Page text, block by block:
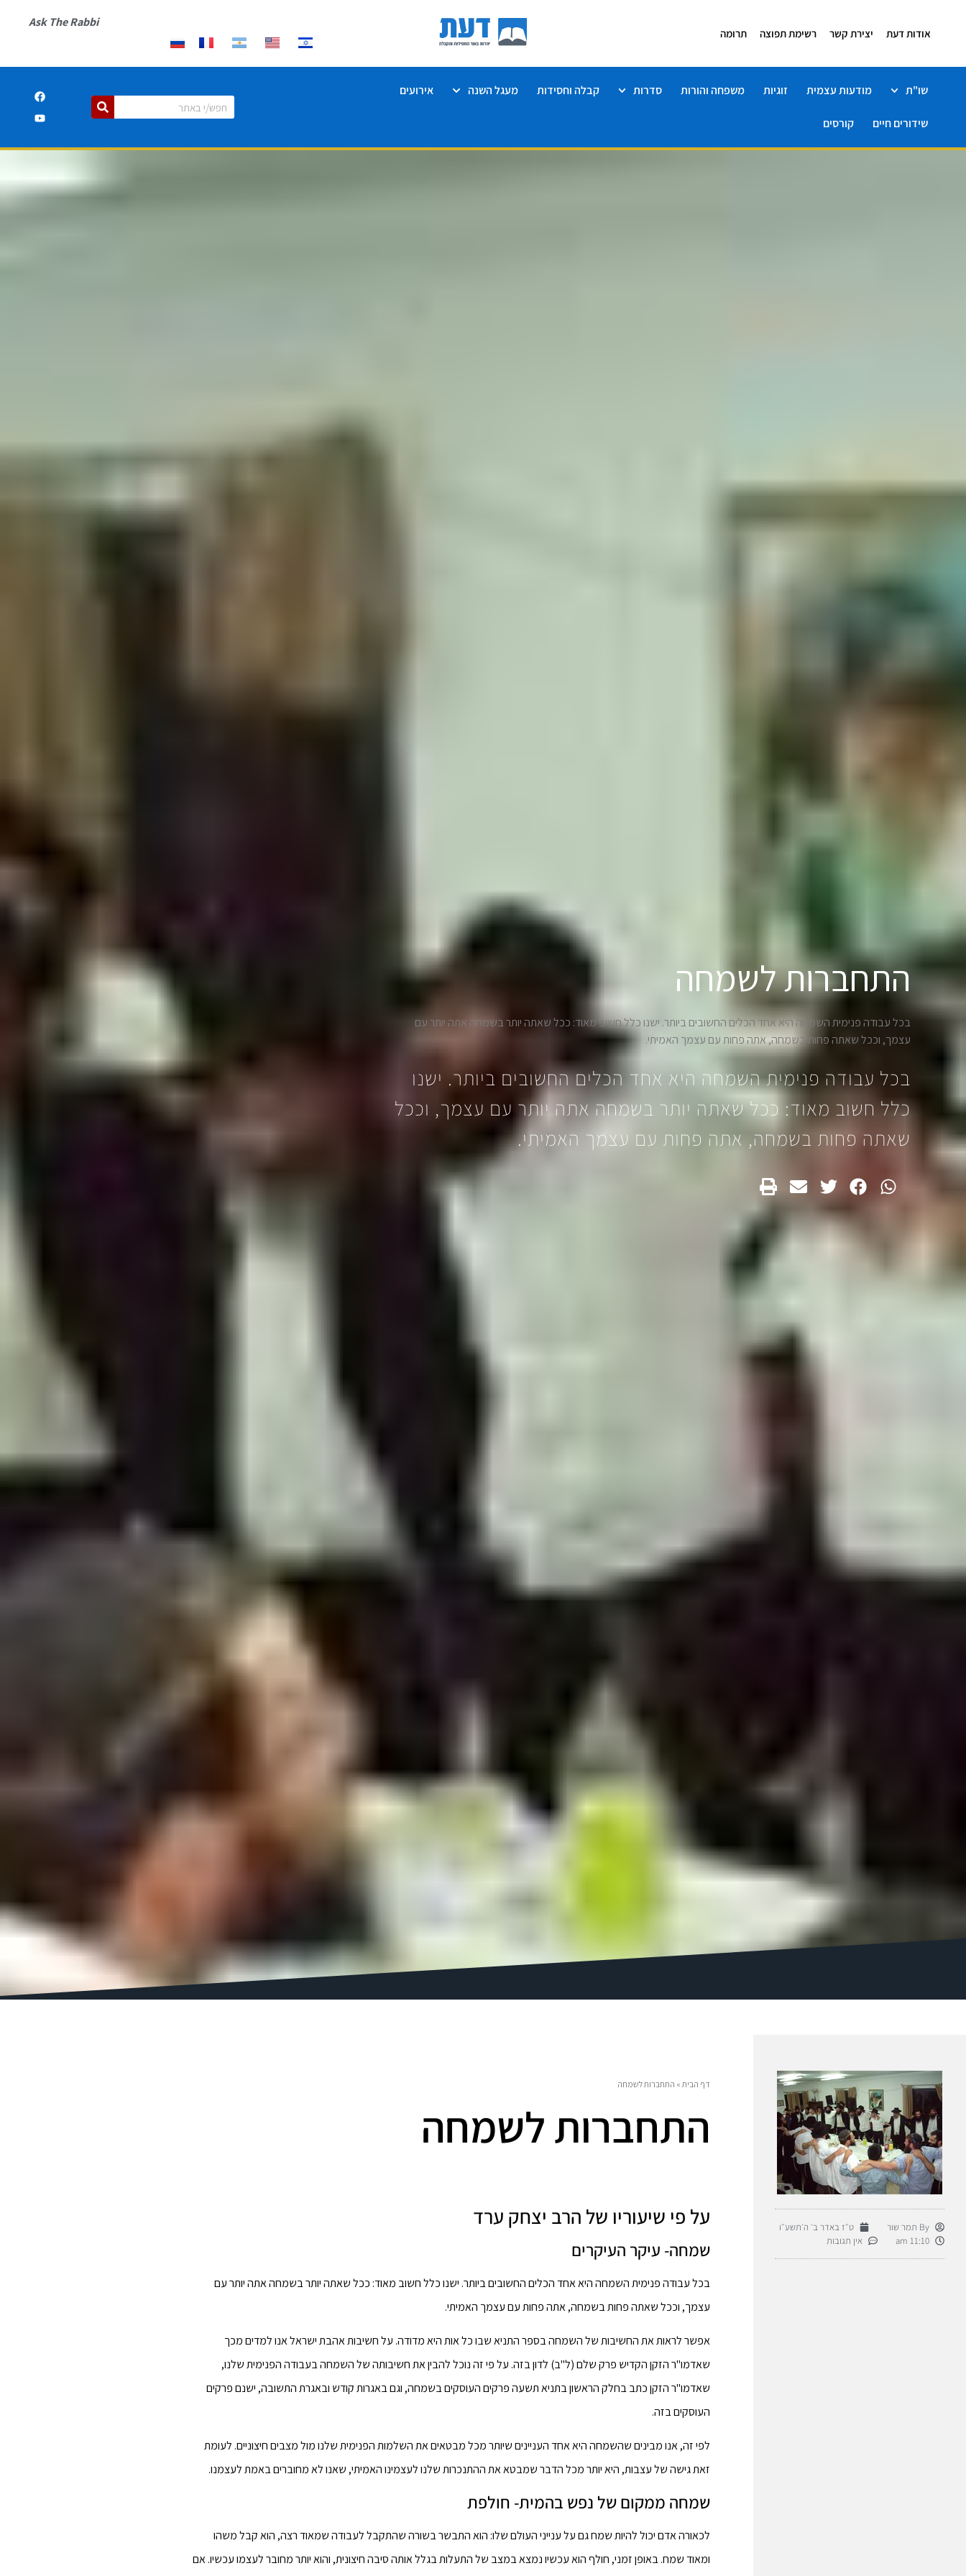
אודות דעת יצירת קשר רשימת תפוצה תרומה
Ask The Rabbi
שו"ת מודעות עצמית זוגיות משפחה והורות סדרות קבלה וחסידות מעגל השנה אירועים
שידורים חיים קורסים
התחברות לשמחה
בכל עבודה פנימית השמחה היא אחד הכלים החשובים ביותר. ישנו כלל חשוב מאוד: ככל שאתה יותר בשמחה אתה יותר עם
עצמך, וככל שאתה פחות בשמחה, אתה פחות עם עצמך האמיתי.
בכל עבודה פנימית השמחה היא אחד הכלים החשובים ביותר. ישנו
כלל חשוב מאוד: ככל שאתה יותר בשמחה אתה יותר עם עצמך, וככל
שאתה פחות בשמחה, אתה פחות עם עצמך האמיתי.
By תמר שור
ט״ז באדר ב׳ ה׳תשע״ו
11:10 am
אין תגובות
דף הבית » התחברות לשמחה
התחברות לשמחה
על פי שיעוריו של הרב יצחק ערד
שמחה- עיקר העיקרים
בכל עבודה פנימית השמחה היא אחד הכלים החשובים ביותר. ישנו כלל חשוב מאוד: ככל שאתה יותר בשמחה אתה יותר עם
עצמך, וככל שאתה פחות בשמחה, אתה פחות עם עצמך האמיתי.
אפשר לראות את החשיבות של השמחה בספר התניא שבו כל אות היא מדודה. על חשיבות אהבת ישראל אנו למדים מכך
שאדמו"ר הזקן הקדיש פרק שלם (ל"ב) לדון בזה. על פי זה נוכל להבין את חשיבותה של השמחה בעבודה הפנימית שלנו,
שאדמו"ר הזקן כתב בחלק הראשון בתניא תשעה פרקים העוסקים בשמחה, וגם באגרות קודש ובאגרת התשובה, ישנם פרקים
העוסקים בזה.
לפי זה, אנו מבינים שהשמחה היא אחד העניינים שיותר מכל מבטאים את השלמות הפנימית שלנו מול מצבים חיצוניים. לעומת
זאת גישה של עצבות, היא יותר מכל הדבר שמבטא את ההתנכרות שלנו לעצמינו האמיתי, שאנו לא מחוברים באמת לעצמנו.
שמחה ממקום של נפש בהמית- חולפת
לכאורה אדם יכול להיות שמח גם על ענייני העולם שלו: הוא התבשר בשורה שהתקבל לעבודה שמאוד רצה, הוא קבל משהו
ומאוד שמח. באופן זמני, חולף הוא עכשיו נמצא במצב של התעלות בגלל אותה סיבה חיצונית, והוא יותר מחובר לעצמו עכשיו. אם